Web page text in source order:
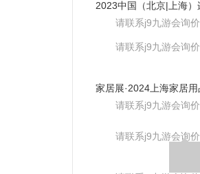
请联系j9九游会询价
请联系j9九游会询价
请联系j9九游会询价
请联系j9九游会询价